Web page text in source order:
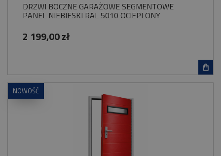
DRZWI BOCZNE GARAŻOWE SEGMENTOWE
PANEL NIEBIESKI RAL 5010 OCIEPLONY
2 199,00 zł
NOWOŚĆ